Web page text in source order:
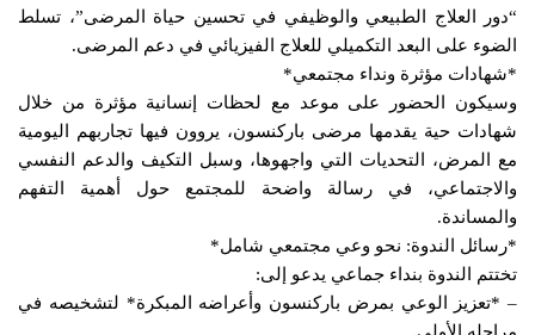
“دور العلاج الطبيعي والوظيفي في تحسين حياة المرضى”، تسلط
الضوء على البعد التكميلي للعلاج الفيزيائي في دعم المرضى.
*شهادات مؤثرة ونداء مجتمعي*
وسيكون الحضور على موعد مع لحظات إنسانية مؤثرة من خلال
شهادات حية يقدمها مرضى باركنسون، يروون فيها تجاربهم اليومية
مع المرض، التحديات التي واجهوها، وسبل التكيف والدعم النفسي
والاجتماعي، في رسالة واضحة للمجتمع حول أهمية التفهم
والمساندة.
*رسائل الندوة: نحو وعي مجتمعي شامل*
تختتم الندوة بنداء جماعي يدعو إلى:
– *تعزيز الوعي بمرض باركنسون وأعراضه المبكرة* لتشخيصه في